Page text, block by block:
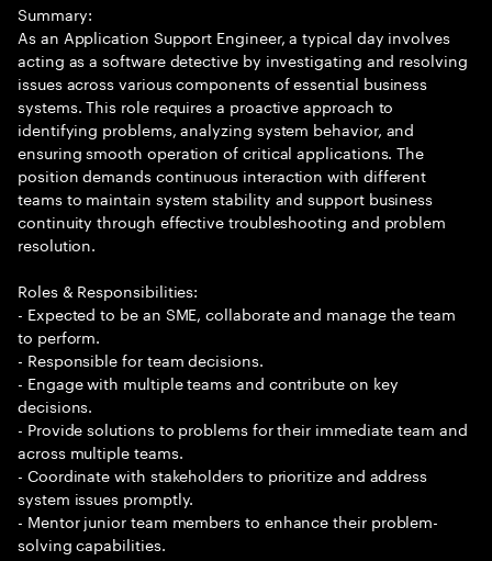
Summary:
As an Application Support Engineer, a typical day involves
acting as a software detective by investigating and resolving
issues across various components of essential business
systems. This role requires a proactive approach to
identifying problems, analyzing system behavior, and
ensuring smooth operation of critical applications. The
position demands continuous interaction with different
teams to maintain system stability and support business
continuity through effective troubleshooting and problem
resolution.
Roles & Responsibilities:
- Expected to be an SME, collaborate and manage the team
to perform.
- Responsible for team decisions.
- Engage with multiple teams and contribute on key
decisions.
- Provide solutions to problems for their immediate team and
across multiple teams.
- Coordinate with stakeholders to prioritize and address
system issues promptly.
- Mentor junior team members to enhance their problem-
solving capabilities.